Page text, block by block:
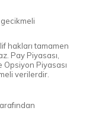
hakları tamamen
Pay Piyasası,
Opsiyon Piyasası
verilerdir.